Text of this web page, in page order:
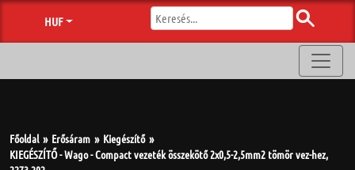
HUF
Főoldal Erősáram
Kiegészítő
KIEGÉSZÍTŐ - Wago - Compact vezeték összekötő 2x0,5-2,5mm2 tömör vez-hez,